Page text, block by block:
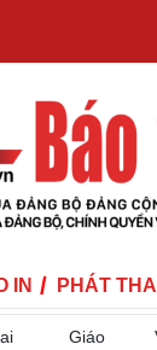
IN PHÁT
Giáo